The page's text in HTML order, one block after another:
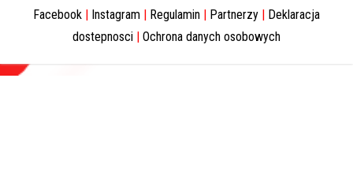
Facebook | Instagram | Regulamin | Partnerzy | Deklaracja
dostepnosci | Ochrona danych osobowych